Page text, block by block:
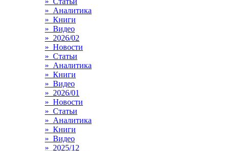
» Аналитика
» Книги
» Видео
» 2026/02
» Новости
» Статьи
» Аналитика
» Книги
» Видео
» 2026/01
» Новости
» Статьи
» Аналитика
» Книги
» Видео
» 2025/12